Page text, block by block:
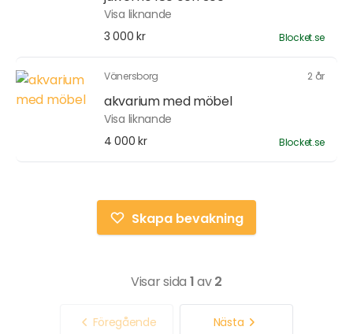
Visa liknande
3 000 kr
Blocket.se
Vänersborg 2 år
akvarium med möbel
Visa liknande
4 000 kr
Blocket.se
Skapa bevakning
Visar sida 1av2
Föregående Nästa